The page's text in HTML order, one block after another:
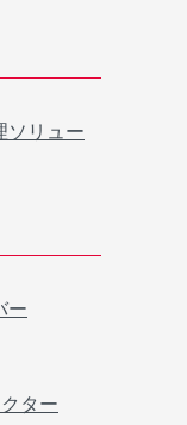
ソリュー
ー
ター